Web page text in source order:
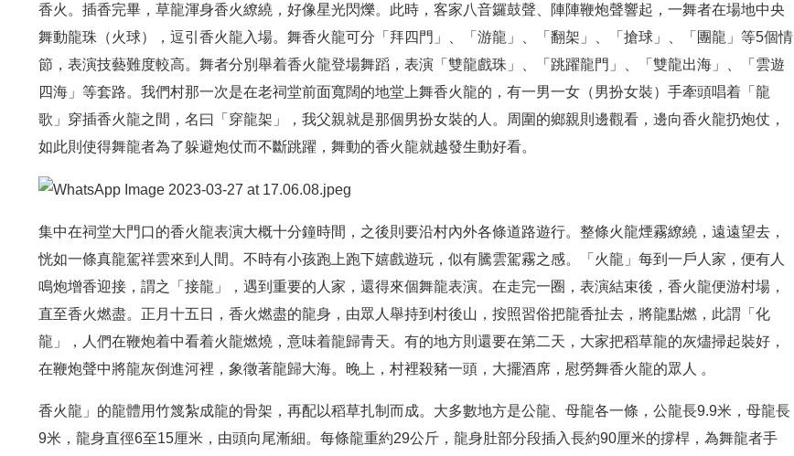
香火。插香完畢，草龍渾身香火繚繞，好像星光閃爍。此時，客家八音鑼鼓聲、陣陣鞭炮聲響起，一舞者在場地中央
舞動龍珠（火球），逗引香火龍入場。舞香火龍可分「拜四門」、「游龍」、「翻架」、「搶球」、「團龍」等5個情
節，表演技藝難度較高。舞者分別舉着香火龍登場舞蹈，表演「雙龍戲珠」、「跳躍龍門」、「雙龍出海」、「雲遊
四海」等套路。我們村那一次是在老祠堂前面寬闊的地堂上舞香火龍的，有一男一女（男扮女裝）手牽頭唱着「龍
歌」穿插香火龍之間，名曰「穿龍架」，我父親就是那個男扮女裝的人。周圍的鄉親則邊觀看，邊向香火龍扔炮仗，
如此則使得舞龍者為了躲避炮仗而不斷跳躍，舞動的香火龍就越發生動好看。
集中在祠堂大門口的香火龍表演大概十分鐘時間，之後則要沿村內外各條道路遊行。整條火龍煙霧繚繞，遠遠望去，
恍如一條真龍駕祥雲來到人間。不時有小孩跑上跑下嬉戲遊玩，似有騰雲駕霧之感。「火龍」每到一戶人家，便有人
鳴炮增香迎接，謂之「接龍」，遇到重要的人家，還得來個舞龍表演。在走完一圈，表演結束後，香火龍便游村場，
直至香火燃盡。正月十五日，香火燃盡的龍身，由眾人舉持到村後山，按照習俗把龍香扯去，將龍點燃，此謂「化
龍」，人們在鞭炮着中看着火龍燃燒，意味着龍歸青天。有的地方則還要在第二天，大家把稻草龍的灰燼掃起裝好，
在鞭炮聲中將龍灰倒進河裡，象徵著龍歸大海。晚上，村裡殺豬一頭，大擺酒席，慰勞舞香火龍的眾人 。
香火龍」的龍體用竹篾紮成龍的骨架，再配以稻草扎制而成。大多數地方是公龍、母龍各一條，公龍長9.9米，母龍長
9米，龍身直徑6至15厘米，由頭向尾漸細。每條龍重約29公斤，龍身肚部分段插入長約90厘米的撐桿，為舞龍者手